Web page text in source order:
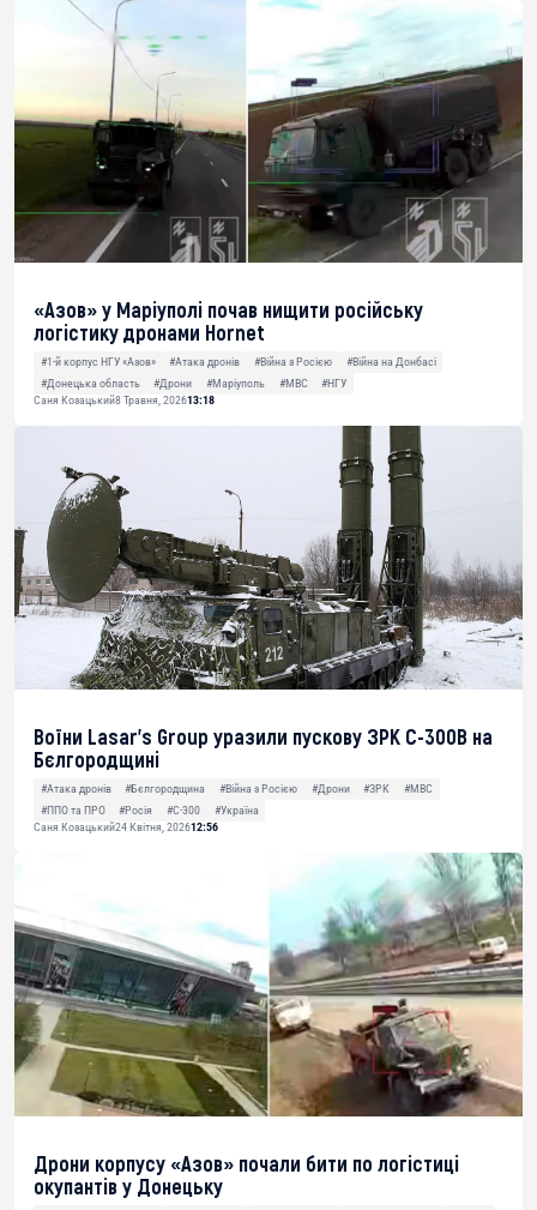
«Азов» у Маріуполі почав нищити російську
логістику дронами Hornet
#1-й корпус НГУ «Азов» #Атака дронів #Війна з Росією
#Війна на Донбасі
#Донецька область
#Дрони #Маріуполь #МВС
#НГУ
Саня Козацький8 Травня, 202613:18
Воїни Lasar’s Group уразили пускову ЗРК С-300В на
Бєлгородщині
#Атака дронів #Бєлгородщина #Війна з Росією #Дрони #ЗРК
#МВС
#ППО та ПРО
#Росія #С-300
#Україна
Саня Козацький24 Квітня, 202612:56
Дрони корпусу «Азов» почали бити по логістиці
окупантів у Донецьку